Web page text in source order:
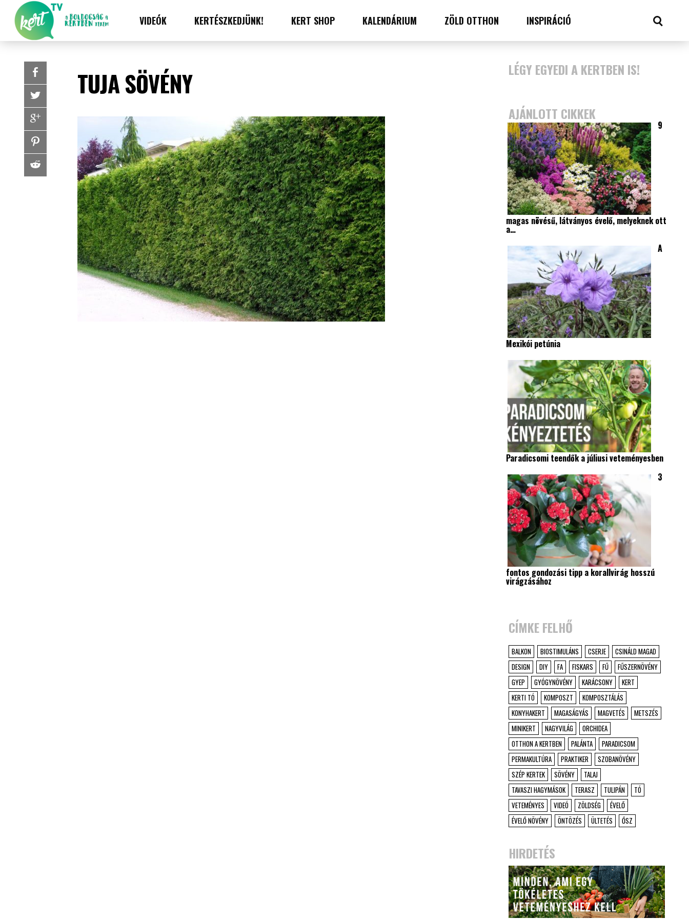
VIDEÓK KERTÉSZKEDJÜNK! KERT SHOP KALENDÁRIUM ZÖLD OTTHON INSPIRÁCIÓ
TUJA SÖVÉNY LÉGY EGYEDI A KERTBEN IS!
AJÁNLOTT CIKKEK
9
magas növésű, látványos évelő, melyeknek ott
a…
A
Mexikói petúnia
Paradicsomi teendők a júliusi veteményesben
3
fontos gondozási tipp a korallvirág hosszú
virágzásához
CÍMKE FELHŐ
BALKON BIOSTIMULÁNS CSERJE
CSINÁLD MAGAD
DESIGN
DIY FA FISKARS FŰ
FŰSZERNÖVÉNY
GYEP
GYÓGYNÖVÉNY KARÁCSONY
KERT
KERTI TÓ
KOMPOSZT
KOMPOSZTÁLÁS
KONYHAKERT
MAGASÁGYÁS MAGVETÉS
METSZÉS
MINIKERT
NAGYVILÁG
ORCHIDEA
OTTHON A KERTBEN
PALÁNTA
PARADICSOM
PERMAKULTÚRA
PRAKTIKER
SZOBANÖVÉNY
SZÉP KERTEK
SÖVÉNY
TALAJ
TAVASZI HAGYMÁSOK
TERASZ TULIPÁN
TÓ
VETEMÉNYES
VIDEÓ ZÖLDSÉG
ÉVELŐ
ÉVELŐ NÖVÉNY
ÖNTÖZÉS ÜLTETÉS ŐSZ
HIRDETÉS